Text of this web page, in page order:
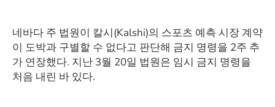
네바다 주 법원이 칼시(Kalshi)의 스포츠 예측 시장 계약
이 도박과 구별할 수 없다고 판단해 금지 명령을 2주 추
가 연장했다. 지난 3월 20일 법원은 임시 금지 명령을
처음 내린 바 있다.